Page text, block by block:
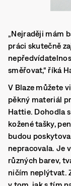
„Nejraději mám
práci skutečně
směřovat,“ říká
V Blaze můžete
pěkný materiál
Hattie. Dohodla
kožené tašky,
budou
nepracovala. Je
různých barev,
ničím neplýtvat.